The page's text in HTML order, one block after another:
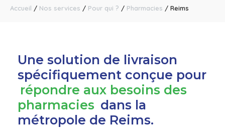
Accueil / Nos services / Pour qui ? / Pharmacies / Reims
Une solution de livraison
spécifiquement conçue pour
répondre aux besoins des
pharmacies dans la
métropole de Reims.